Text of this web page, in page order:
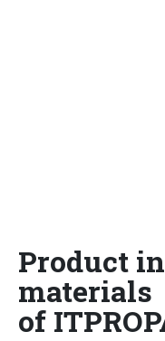
Product
materials
of